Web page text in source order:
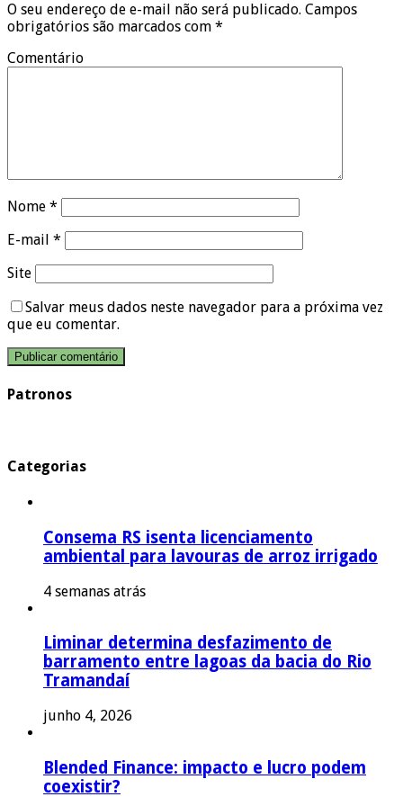
O seu endereço de e-mail não será publicado. Campos
obrigatórios são marcados com *
Comentário
Nome *
E-mail *
Site
Salvar meus dados neste navegador para a próxima vez
que eu comentar.
Patronos
Categorias
Consema RS isenta licenciamento
ambiental para lavouras de arroz irrigado
4 semanas atrás
Liminar determina desfazimento de
barramento entre lagoas da bacia do Rio
Tramandaí
junho 4, 2026
Blended Finance: impacto e lucro podem
coexistir?